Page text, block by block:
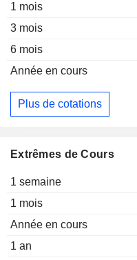
1 mois
3 mois
6 mois
Année en cours
Plus de cotations
Extrêmes de Cours
1 semaine
1 mois
Année en cours
1 an